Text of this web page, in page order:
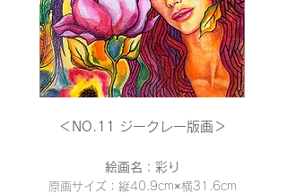
＜NO.11 ジークレー版画＞
絵画名：彩り
原画サイズ：縦40.9cm×横31 .6cm